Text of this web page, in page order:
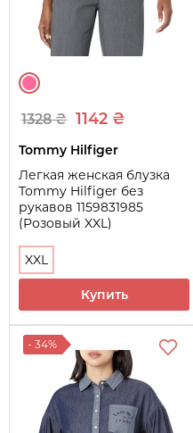
1328 ₴ 1142 ₴
Tommy Hilfiger
Легкая женская блузка
Tommy Hilfiger без
рукавов 1159831985
(Розовый XXL)
XXL
Купить
- 34%